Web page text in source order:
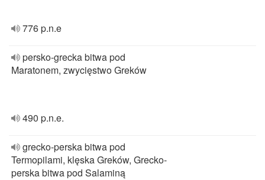
776 p.n.e
persko-grecka bitwa pod
Maratonem, zwycięstwo Greków
490 p.n.e.
grecko-perska bitwa pod
Termopilami, klęska Greków, Grecko-
perska bitwa pod Salaminą